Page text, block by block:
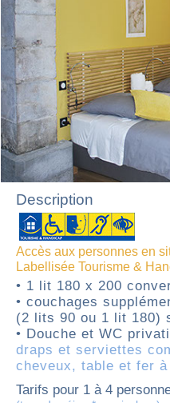
Accueil à
Départ
Description
Accès aux personnes en
Labellisée Tourisme &
• 1 lit 180 x 200
• couchages
(2 lits 90 ou 1 lit 180)
• Douche et WC
draps et serviettes
cheveux, table et fer
Tarifs pour 1 à 4